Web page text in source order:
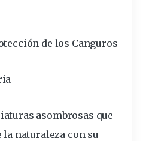
de los Canguros
asombrosas que
la naturaleza con su